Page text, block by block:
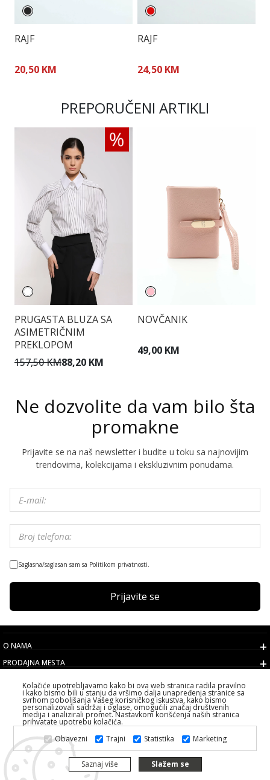
RAJF
20,50 KM
RAJF
24,50 KM
PREPORUČENI ARTIKLI
PRUGASTA BLUZA SA
ASIMETRIČNIM
PREKLOPOM
157,50 KM88,20 KM
NOVČANIK
49,00 KM
Ne dozvolite da vam bilo šta
promakne
Prijavite se na naš newsletter i budite u toku sa najnovijim
trendovima, kolekcijama i ekskluzivnim ponudama.
Saglasna/saglasan sam sa Politikom privatnosti.
Prijavite se
O NAMA
PRODAJNA MESTA
KORISNIČKI SERVIS
IZABERITE DRŽAVU
2026 PS FASHION DESIGN DOO
SVA PRAVA ZADRŽANA ALL RIGHTS RESERVED
Kolačiće upotrebljavamo kako bi ova web stranica radila pravilno
i kako bismo bili u stanju da vršimo dalja unapređenja stranice sa
svrhom poboljšanja Vašeg korisničkog iskustva, kako bismo
personalizovali sadržaj i oglase, omogućili značaj društvenih
medija i analizirali promet. Nastavkom korišćenja naših stranica
prihvatate upotrebu kolačića.
Obavezni
Trajni Statistika Marketing
Saznaj više Slažem se